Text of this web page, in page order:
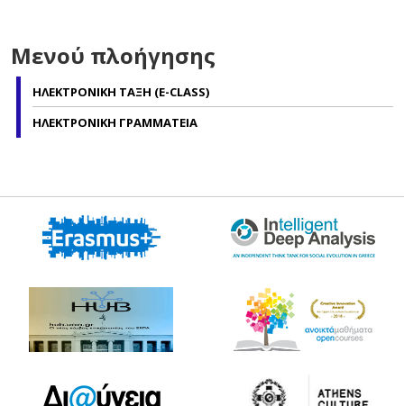
Μενού πλοήγησης
ΗΛΕΚΤΡΟΝΙΚΗ ΤΑΞΗ (E-CLASS)
ΗΛΕΚΤΡΟΝΙΚΗ ΓΡΑΜΜΑΤΕΙΑ